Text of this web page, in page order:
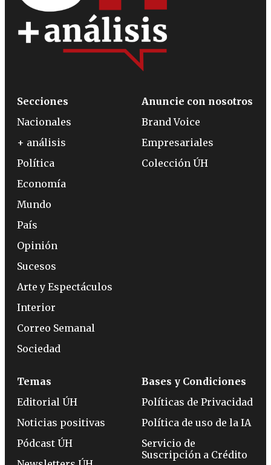
Secciones
Nacionales
+ análisis
Política
Economía
Mundo
País
Opinión
Sucesos
Arte y Espectáculos
Interior
Correo Semanal
Sociedad
Anuncie con nosotros
Brand Voice
Empresariales
Colección ÚH
Temas
Editorial ÚH
Noticias positivas
Pódcast ÚH
Bases y Condiciones
Políticas de Privacidad
Política de uso de la IA
Servicio de
Suscripción a Crédito